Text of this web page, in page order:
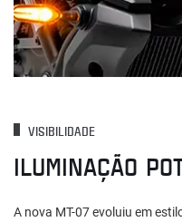
VISIBILIDADE
ILUMINAÇÃO
A nova MT-07 evoluiu em